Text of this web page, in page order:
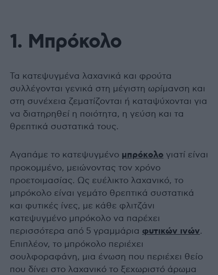
1. Μπρόκολο
Τα κατεψυγμένα λαχανικά και φρούτα
συλλέγονται γενικά στη μέγιστη ωρίμανση και
στη συνέχεια ζεματίζονται ή καταψύχονται για
να διατηρηθεί η ποιότητα, η γεύση και τα
θρεπτικά συστατικά τους.
Αγαπάμε το κατεψυγμένο μπρόκολο γιατί είναι
προκομμένο, μειώνοντας τον χρόνο
προετοιμασίας. Ως ευέλικτο λαχανικό, το
μπρόκολο είναι γεμάτο θρεπτικά συστατικά
και φυτικές ίνες, με κάθε φλιτζάνι
κατεψυγμένο μπρόκολο να παρέχει
περισσότερα από 5 γραμμάρια φυτικών ινών.
Επιπλέον, το μπρόκολο περιέχει
σουλφοραφάνη, μια ένωση που περιέχει θείο
που δίνει στο λαχανικό το ξεχωριστό άρωμα